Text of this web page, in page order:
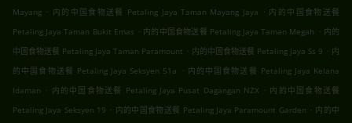
Mayang . 内的中国食物送餐 Petaling Jaya Taman Mayang Jaya . 内的中国食物送餐
Petaling Jaya Taman Bukit Emas . 内的中国食物送餐 Petaling Jaya Taman Megah . 内的
中国食物送餐 Petaling Jaya Taman Paramount . 内的中国食物送餐 Petaling Jaya Ss 9 . 内
的中国食物送餐 Petaling Jaya Seksyen 51a
. 内的中国食物送餐 Petaling Jaya Kelana
Idaman . 内的中国食物送餐 Petaling Jaya Pusat Dagangan NZX . 内的中国食物送餐
Petaling Jaya Seksyen 19 . 内的中国食物送餐 Petaling Jaya Paramount Garden . 内的中